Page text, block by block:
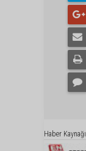
Haber Kaynağı